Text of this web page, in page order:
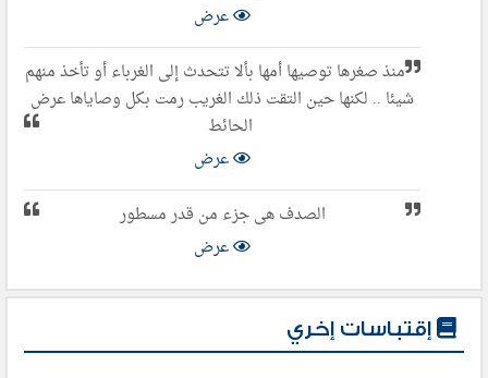
عرض
منذ صغرها توصيها أمها بألا تتحدث إلى الغرباء أو تأخذ منهم
شيئا .. لكنها حين التقت ذلك الغريب رمت بكل وصاياها عرض
الحائط
عرض
الصدف هى جزء من قدر مسطور
عرض
إقتباسات إخري